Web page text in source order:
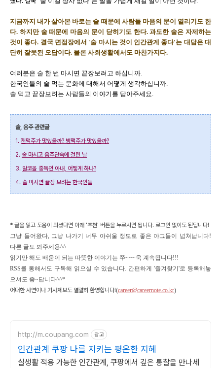
지금까지 내가 살아본 바로는 술 때문에 사람들 마음의 문이 열리기도 한
다. 하지만 술 때문에 마음의 문이 닫히기도 한다. 과도한 술은 자제하는
것이 좋다. 결국 면접장에서 '술 마시는 것이 인간관계 좋다'는 대답은 대
단히 잘못된 오답이다. 물론 사회생활에서도 마찬가지다.
여러분은 술 한 번 마시면 끝장보려고 하십니까.
한국인들의 술 먹는 문화에 대해서 어떻게 생각하십니까.
술 먹고 끝장보려는 사람들의 이야기를 담아주세요.
술, 음주 관련글
1. 캔맥주가 맛있을까? 병맥주가 맛있을까?
2. 술 마시고 음주단속에 걸린 날
3. 알코올 중독인 아내, 어떻게 하나?
4. 술 마시면 끝장 보려는 한국인들
* 글을 읽고 도움이 되셨다면 아래 '추천' 버튼을 누르시면 됩니다. 로그인 없이도 된답니다!
그냥 들어왔다, 그냥 나가기 너무 아쉬울 정도로 좋은 야그들이 넘쳐납니다!
다른 글도 봐주세용^^
읽기만 해도 배움이 되는 따뜻한 이야기는 쭈~~~욱 계속됩니다!!!
RSS를 통해서도 구독해 읽으실 수 있습니다. 간편하게 '즐겨찾기'로 등록해놓
으셔도 좋~답니다^^*
어떠한 사연이나 기사제보도 열렬히 환영합니다!(career@careernote.co.kr)
http://m.coupang.com 광고
인간관계 쿠팡 나를 지키는 평온한 지혜
실생활 적용 가능한 인간관계, 쿠팡에서 깊은 통찰을 만나세